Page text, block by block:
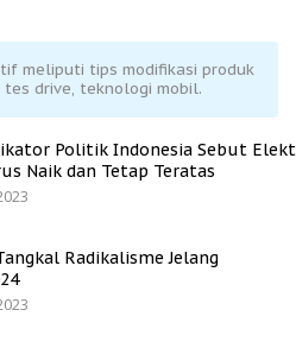
meliputi tips modifikasi produk
drive, teknologi mobil.
Politik Indonesia Sebut
Naik dan Tetap Teratas
Radikalisme Jelang